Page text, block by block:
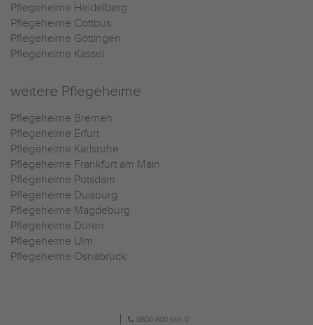
Pflegeheime Heidelberg
Pflegeheime Cottbus
Pflegeheime Göttingen
Pflegeheime Kassel
weitere Pflegeheime
Pflegeheime Bremen
Pflegeheime Erfurt
Pflegeheime Karlsruhe
Pflegeheime Frankfurt am Main
Pflegeheime Potsdam
Pflegeheime Duisburg
Pflegeheime Magdeburg
Pflegeheime Düren
Pflegeheime Ulm
Pflegeheime Osnabrück
0800 800 666 0